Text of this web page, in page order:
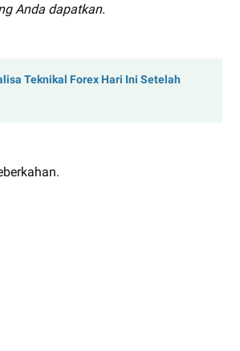
Anda dapatkan.
Teknikal Forex Hari Ini Setelah